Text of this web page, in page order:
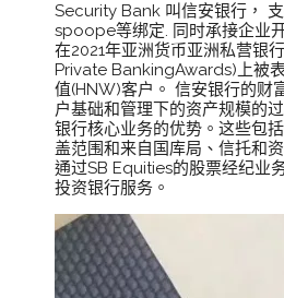
Security Bank 叫信安银行，
spoope等绑定. 同时承接企业
在2021年亚洲货币亚洲私营银
Private BankingAwards)上被
值(HNW)客户。 信安银行的财
户基础和管理下的资产规模的
银行核心业务的优势。这些包
盖范围和来自国库局、信托和
通过SB Equities的股票经纪业
投资银行服务。